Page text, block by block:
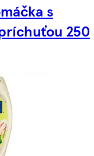
s
250